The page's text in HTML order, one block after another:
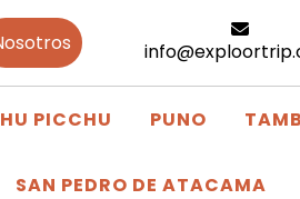
PICCHU PUNO
SAN PEDRO DE ATACAMA